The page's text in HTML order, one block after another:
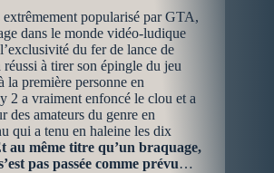
popularisé par GTA,
dans le monde vidéo-ludique
du fer de lance de
à tirer son épingle du jeu
la première personne en
2 a vraiment enfoncé le clou et a
des amateurs du genre en
qui a tenu en haleine les dix
au même titre qu’un braquage,
pas passée comme prévu…